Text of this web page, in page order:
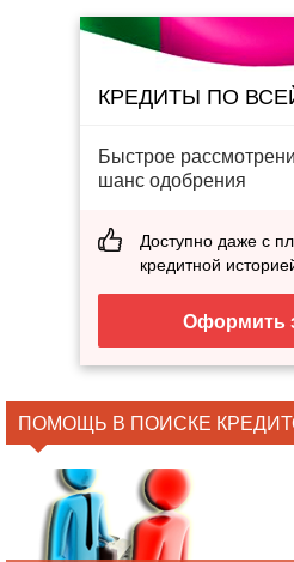
КРЕДИТЫ ПО
Быстрое
шанс одобрения
Доступно даже с
кредитной
Оформить
ПОМОЩЬ В ПОИСКЕ